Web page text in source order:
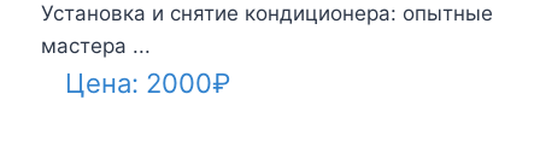
Установка и снятие кондиционера: опытные
мастера ...
Цена: 2000₽